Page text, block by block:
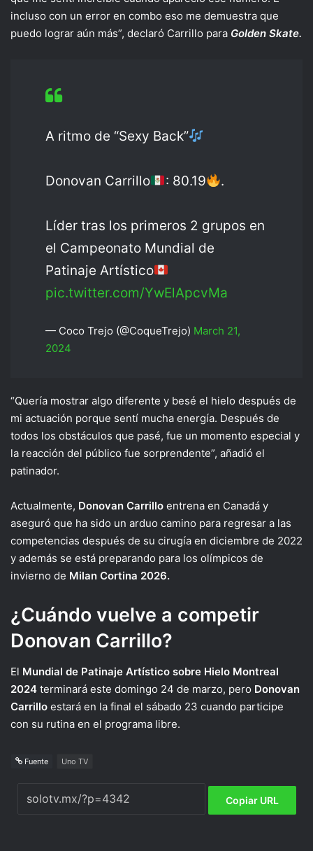
incluso con un error en combo eso me demuestra que
puedo lograr aún más”, declaró Carrillo para Golden Skate.
A ritmo de “Sexy Back”
Donovan Carrillo : 80.19 .
Líder tras los primeros 2 grupos en
el Campeonato Mundial de
Patinaje Artístico
pic.twitter.com/YwElApcvMa
— Coco Trejo (@CoqueTrejo) March 21,
2024
“Quería mostrar algo diferente y besé el hielo después de
mi actuación porque sentí mucha energía. Después de
todos los obstáculos que pasé, fue un momento especial y
la reacción del público fue sorprendente”, añadió el
patinador.
Actualmente, Donovan Carrillo entrena en Canadá y
aseguró que ha sido un arduo camino para regresar a las
competencias después de su cirugía en diciembre de 2022
y además se está preparando para los olímpicos de
invierno de Milan Cortina 2026.
¿Cuándo vuelve a competir
Donovan Carrillo?
El Mundial de Patinaje Artístico sobre Hielo Montreal
2024 terminará este domingo 24 de marzo, pero Donovan
Carrillo estará en la final el sábado 23 cuando participe
con su rutina en el programa libre.
Fuente Uno TV
Copiar URL